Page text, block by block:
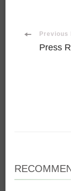
Post
Previous
Press